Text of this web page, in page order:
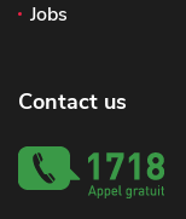
Jobs
Contact us